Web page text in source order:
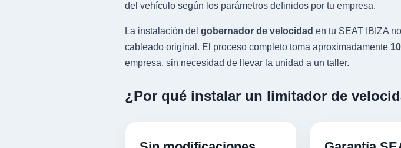
del vehículo según los parámetros definidos por tu empresa.
La instalación del gobernador de velocidad en tu SEAT IBIZA
cableado original. El proceso completo toma aproximadamente
empresa, sin necesidad de llevar la unidad a un taller.
¿Por qué instalar un limitador de